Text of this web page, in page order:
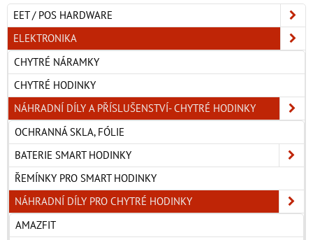
EET / POS HARDWARE
ELEKTRONIKA
CHYTRÉ NÁRAMKY
CHYTRÉ HODINKY
NÁHRADNÍ DÍLY A PŘÍSLUŠENSTVÍ- CHYTRÉ HODINKY
OCHRANNÁ SKLA, FÓLIE
BATERIE SMART HODINKY
ŘEMÍNKY PRO SMART HODINKY
NÁHRADNÍ DÍLY PRO CHYTRÉ HODINKY
AMAZFIT